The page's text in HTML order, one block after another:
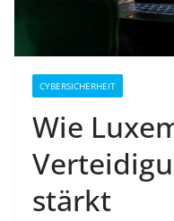
CYBERSICHERHEIT
Wie
stärkt